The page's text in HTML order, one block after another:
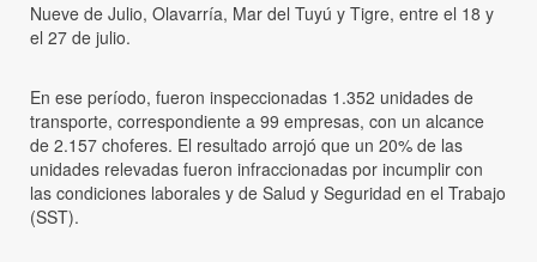
Nueve de Julio, Olavarría, Mar del Tuyú y Tigre, entre el 18 y
el 27 de julio.
En ese período, fueron inspeccionadas 1.352 unidades de
transporte, correspondiente a 99 empresas, con un alcance
de 2.157 choferes. El resultado arrojó que un 20% de las
unidades relevadas fueron infraccionadas por incumplir con
las condiciones laborales y de Salud y Seguridad en el Trabajo
(SST).